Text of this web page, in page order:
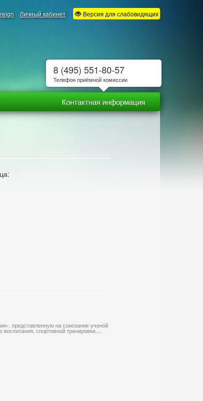
Личный кабинет Версия для слабовидящих
Контактная информация
представленную на соискание ученой
спортивной тренировки,...
8 (495) 551-80-57
Телефон приёмной комиссии